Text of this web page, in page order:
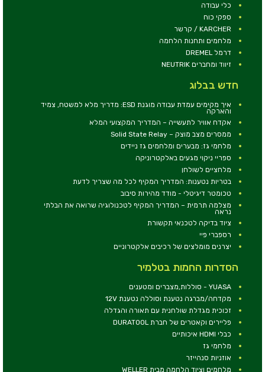
כלי עבודה
ספקי כוח
KARCHER / קרשר
מלחמים ותחנות הלחמה
דרמל DREMEL
זיווד ומחברים NEUTRIK
חדש בבלוג
איך מקימים עמדת עבודה מוגנת ESD: מדריך מלא למשטח, צמיד
והארקה
אקדח אוויר לתעשייה – המדריך המקצועי המלא
ממסרים מצב מוצק – Solid State Relay
מלחמי גז: מבערים ומלחמים גז ניידים
ספריי ניקוי מגעים באלקטרוניקה
מלחציים לשולחן
בטריות נטענות: המדריך המקיף לכל מה שצריך לדעת
טכומטר דיגיטלי - מודד מהירות סיבוב
מצלמה תרמית – המדריך המקיף לטכנולוגיה שרואה את הבלתי
נראה
ציוד בדיקה לטכנאי תקשורת
רספברי פיי
יצרנים מומלצים של רכיבים אלקטרוניים
הסדרות החמות בטלמיר
YUASA - סוללות,מצברים ומטענים
מקדחה/מברגה נטענת וסוללה נטענת 12V
זכוכית מגדלת שולחנית עם תאורה והגדלה
פליירים וקאטרים של חברת DURATOOL
כבלי HDMI איכותיים
מלחמי גז
אוזניות סנהייזר
מלחמים וציוד הלחמה מבית WELLER